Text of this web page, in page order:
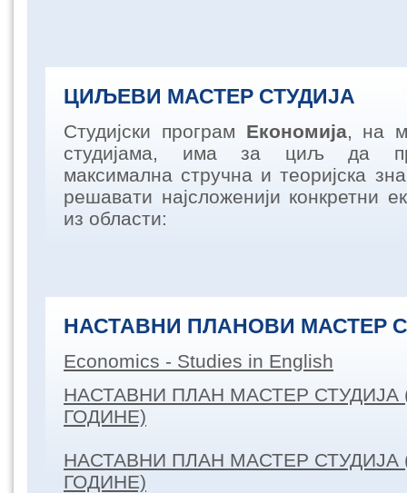
ЦИЉЕВИ МАСТЕР СТУДИЈА
Студијски програм Економија, на
студијама, има за циљ да
максимална стручна и теоријска
решавати најсложенији конкретни
из области:
НАСТАВНИ ПЛАНОВИ МАСТЕР
Economics - Studies in English
НАСТАВНИ ПЛАН МАСТЕР СТУДИЈА
ГОДИНЕ)
НАСТАВНИ ПЛАН МАСТЕР СТУДИЈА
ГОДИНЕ)